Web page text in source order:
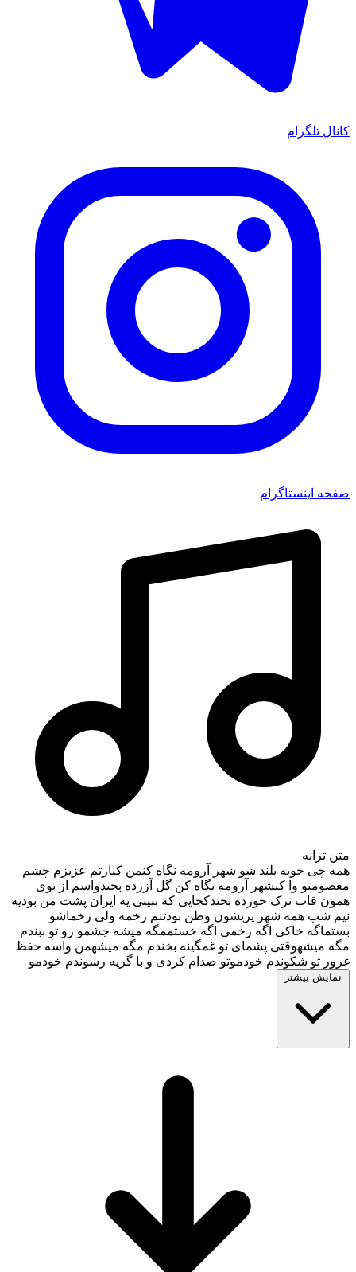
کانال تلگرام
صفحه اینستاگرام
متن ترانه
همه چی خوبه بلند شو شهر آرومه نگاه کنمن کنارتم عزیزم چشم
معصومتو وا کنشهر آرومه نگاه کن گل آزرده بخندواسم از توی
همون قاب ترک خورده بخندکجایی که ببینی یه ایران پشت من بودیه
نیم شب همه شهر پریشون وطن بودتنم زخمه ولی زخماشو
بستماگه خاکی اگه زخمی اگه خستممگه میشه چشمو رو تو ببندم
مگه میشهوقتی پشمای تو غمگینه بخندم مگه میشهمن واسه حفظ
غرور تو شکوندم خودموتو صدام کردی و با گریه رسوندم خودمو
نمایش بیشتر